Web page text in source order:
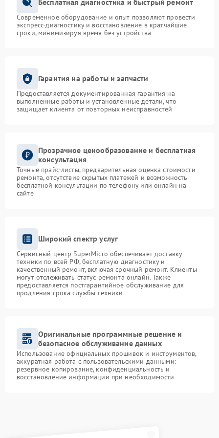
Бесплатная диагностика и быстрый ремонт
Современное оборудование и опыт позволяют провести
экспресс-диагностику и восстановление в кратчайшие
сроки, минимизируя время без устройства
Гарантия на работы и запчасти
Предоставляется документированная гарантия на
выполненные работы и установленные детали, что
защищает клиента от повторных неисправностей
Прозрачное ценообразование и бесплатная
консультация
Точные прайс-листы, предварительная оценка стоимости
ремонта, отсутствие скрытых платежей и возможность
бесплатной консультации по телефону или онлайн на
сайте
Широкий спектр услуг
Сервисный центр SuperMicro обеспечивает доставку
техники по всей РФ, бесплатную диагностику и
качественный ремонт, включая срочный ремонт. Клиенты
могут отслеживать статус ремонта онлайн. Также
предоставляется постгарантийное обслуживание для
продления срока службы техники
Оригинальные программные решение и
безопасное обслуживание данных
Использование официальных прошивок и инструментов,
аккуратная работа с пользовательскими данными:
резервное копирование, конфиденциальность и
восстановление информации при необходимости